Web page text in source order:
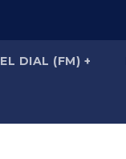
EL DIAL (FM) +